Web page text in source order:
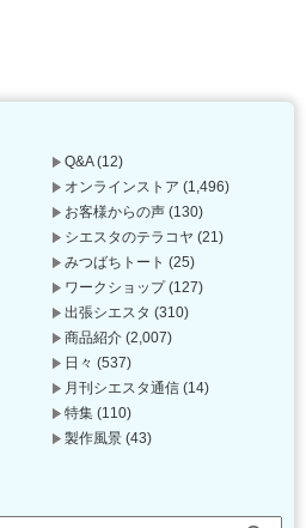
Q&A(12)
オンラインストア (1,496)
お客様からの声 (130)
シエスタのテラコヤ (21)
みつばちトート (25)
ワークショップ(127)
出張シエスタ (310)
商品紹介 (2,007)
日々 (537)
月刊シエスタ通信 (14)
特集 (110)
製作風景 (43)